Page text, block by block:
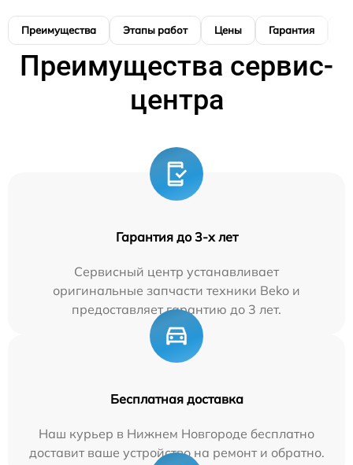
Преимущества Этапы работ Цены Гарантия
Преимущества сервис-
центра
Гарантия до 3-х лет
Сервисный центр устанавливает
оригинальные запчасти техники Beko и
предоставляет гарантию до 3 лет.
Бесплатная доставка
Наш курьер в Нижнем Новгороде бесплатно
доставит ваше устройство на ремонт и обратно.